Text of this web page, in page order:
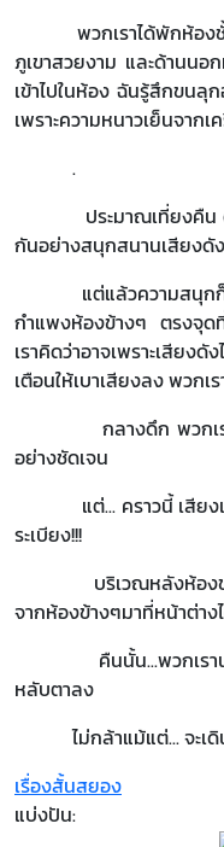
พวกเราได้พักห้องชั้น
ภูเขาสวยงาม และด้านนอ
เข้าไปในห้อง ฉันรู้สึกขนลุ
เพราะความหนาวเย็นจาก
.
ประมาณเที่ยงคืน ด้ว
กันอย่างสนุกสนานเสียงดั
แต่แล้วความสนุกก็ต้อ
กำแพงห้องข้างๆ ตรงจุด
เราคิดว่าอาจเพราะเสีย
เตือนให้เบาเสียงลง พวก
กลางดึก พวกเราสะ
อย่างชัดเจน
แต่... คราวนี้ เสีย
ระเบียง!!!
บริเวณหลังห้องของเ
จากห้องข้างๆมาที่หน้าต่าง
คืนนั้น...พวกเรานอน
หลับตาลง
ไม่กล้าแม้แต่... จะเดิน
เรื่องสั้นสยอง
แบ่งปัน: